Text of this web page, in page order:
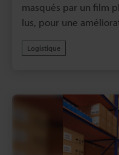
masqués par un film
lus, pour une
Logistique